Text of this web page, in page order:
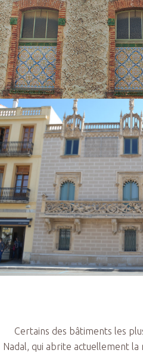
Certains des bâtiments les
Nadal, qui abrite actuellement la